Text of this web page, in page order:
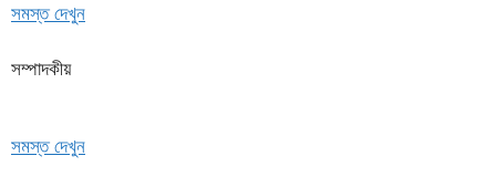
সমস্ত দেখুন
সম্পাদকীয়
সমস্ত দেখুন